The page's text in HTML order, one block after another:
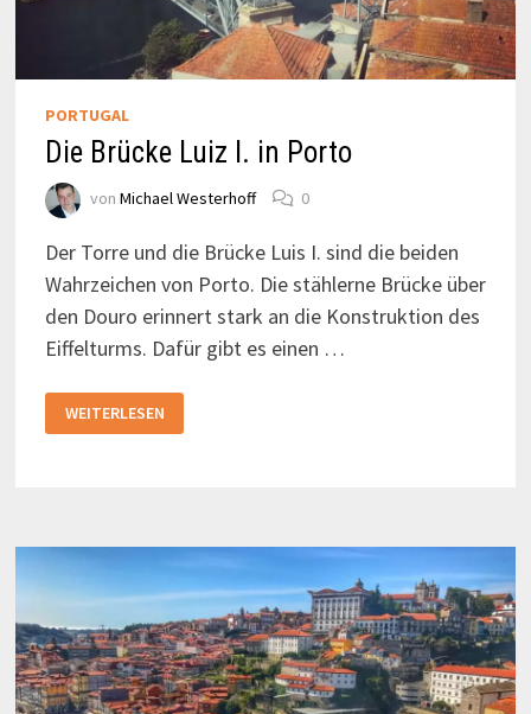
PORTUGAL
Die Brücke Luiz I. in Porto
von Michael Westerhoff 0
Der Torre und die Brücke Luis I. sind die beiden
Wahrzeichen von Porto. Die stählerne Brücke über
den Douro erinnert stark an die Konstruktion des
Eiffelturms. Dafür gibt es einen …
DIE
BRÜCKE
LUIZ
WEITERLESEN